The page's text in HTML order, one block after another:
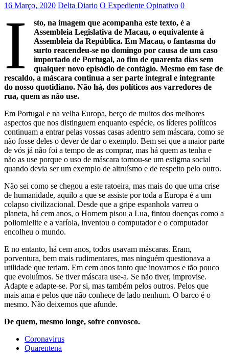
16 Março, 2020 Delta Diario O Expediente Opinativo 0
I
sto, na imagem que acompanha este texto, é a
Assembleia Legislativa de Macau, o equivalente à
Assembleia da República. Em Macau, o fantasma do
surto reacendeu-se no domingo por causa de um caso
importado de Portugal, ao fim de quarenta dias sem
qualquer novo episódio de contágio. Mesmo em fase de
rescaldo, a máscara continua a ser parte integral e integrante
do nosso quotidiano. Não há, dos políticos aos varredores de
rua, quem as não use.
Em Portugal e na velha Europa, berço de muitos dos melhores
aspectos que nos distinguem enquanto espécie, os líderes políticos
continuam a entrar pelas vossas casas adentro sem máscara, como se
não fosse deles o dever de dar o exemplo. Bem sei que a maior parte
de vós já não foi a tempo de as comprar, mas há quem as tenha e
não as use porque o uso de máscara tornou-se um estigma social
quando devia ser um exemplo de altruísmo e de respeito pelo outro.
Não sei como se chegou a este ratoeira, mas mais do que uma crise
de humanidade, aquilo a que se assiste por toda a Europa é a um
colapso civilizacional. Desde que a gripe espanhola varreu o
planeta, há cem anos, o Homem pisou a Lua, fintou doenças como a
poliomielite e a varíola, inventou o computador e o computador
encolheu o mundo.
E no entanto, há cem anos, todos usavam máscaras. Eram,
porventura, bem mais rudimentares, mas ninguém questionava a
utilidade que teriam. Em cem anos tanto que inovamos e tão pouco
que evoluímos. Se tiver máscara use-a. Se não tiver, improvise.
Adapte e adapte-se. Por si, mas também pelos outros. Pelos que
mais ama e pelos que não conhece de lado nenhum. O barco é o
mesmo. Não deixemos que afunde.
De quem, mesmo longe, sofre convosco.
Coronavirus
Quarentena